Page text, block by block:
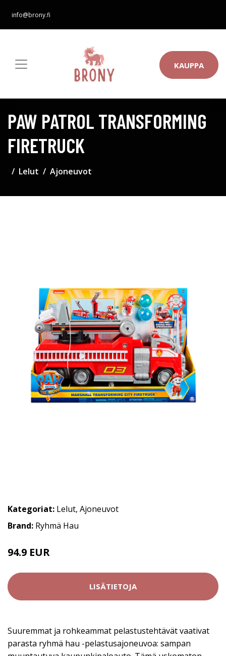
info@brony.fi
KAUPPA
PAW PATROL TRANSFORMING
FIRETRUCK
Lelut Ajoneuvot
Kategoriat: Lelut, Ajoneuvot
Brand: Ryhmä Hau
94.9 EUR
LISÄTIETOJA
Suuremmat ja rohkeammat pelastustehtävät vaativat
parasta ryhmä hau -pelastusajoneuvoa: sampan